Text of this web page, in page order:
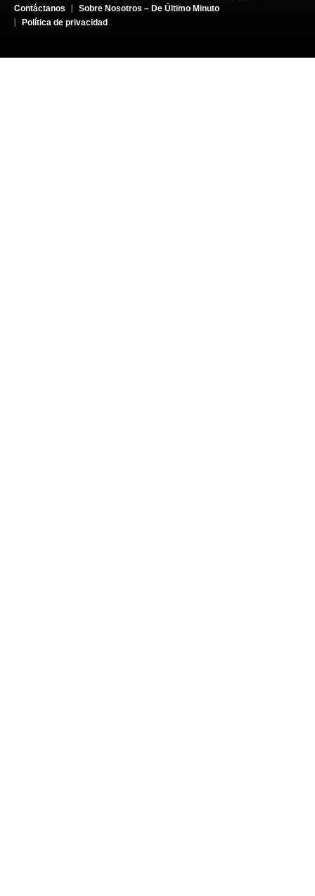
Contáctanos
Sobre Nosotros – De Último Minuto
Política de privacidad